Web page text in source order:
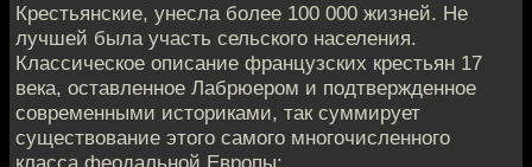
Крестьянские, унесла более 100 000 жизней. Не
лучшей была участь сельского населения.
Классическое описание французских крестьян 17
века, оставленное Лабрюером и подтвержденное
современными историками, так суммирует
существование этого самого многочисленного